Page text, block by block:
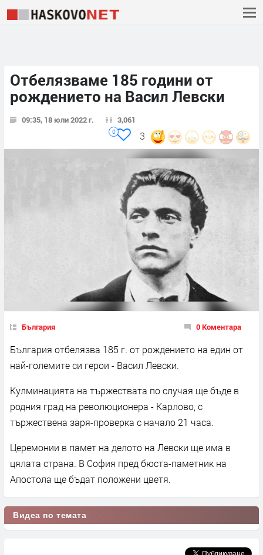
Отбелязваме 185 години от
рождението на Васил Левски
09:35, 18 юли 2022 г. 3,061
3
0
България 0 Коментара
България отбелязва 185 г. от рождението на един от
най-големите си герои - Васил Левски.
Кулминацията на тържествата по случая ще бъде в
родния град на революционера - Карлово, с
тържествена заря-проверка с начало 21 часа.
Церемонии в памет на делото на Левски ще има в
цялата страна. В София пред бюста-паметник на
Апостола ще бъдат положени цветя.
Видеа по темата